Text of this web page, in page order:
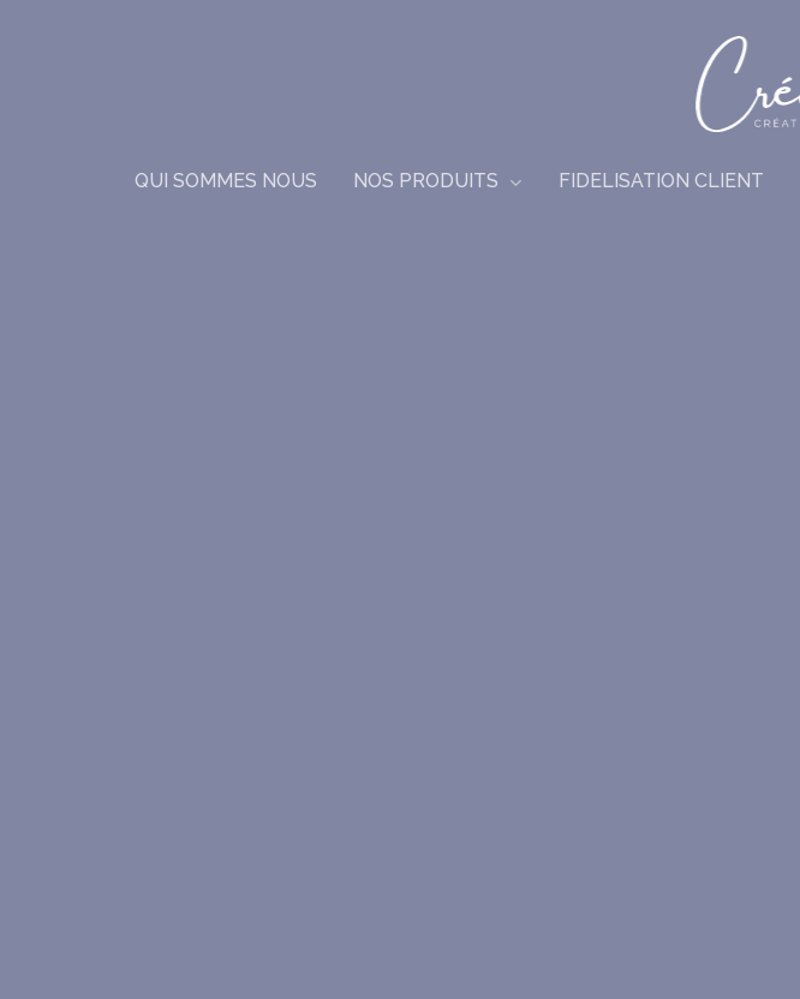
QUI SOMMES NOUS NOS PRODUITS FIDELISATION CLIENT